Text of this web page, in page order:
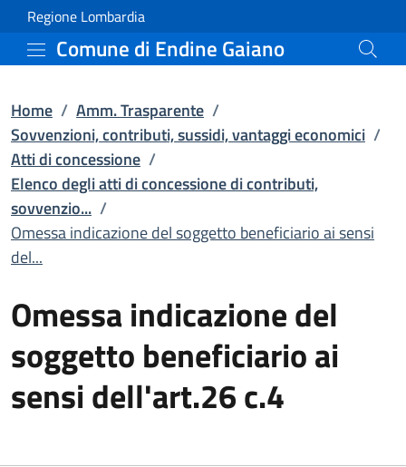
Vai al contenuto principale
Omessa indicazione
Regione Lombardia
Comune di Endine Gaiano
Home / Amm. Trasparente /
Sovvenzioni, contributi, sussidi, vantaggi economici /
Atti di concessione /
Elenco degli atti di concessione di contributi,
sovvenzio... /
Omessa indicazione del soggetto beneficiario ai sensi
del...
Omessa indicazione del
soggetto beneficiario ai
sensi dell'art.26 c.4